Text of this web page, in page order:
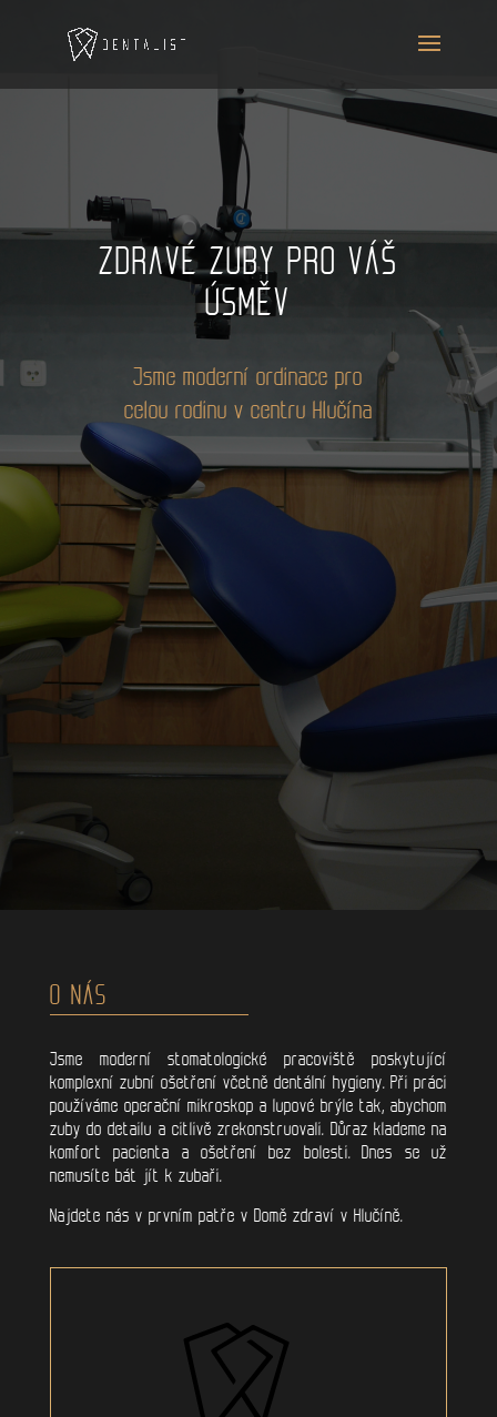
ZDRAVÉ ZUBY PRO VÁŠ
ÚSMĚV
Jsme moderní ordinace pro
celou rodinu v centru Hlučína
O NÁS
Jsme moderní stomatologické pracoviště poskytující
komplexní zubní ošetření včetně dentální hygieny. Při práci
používáme operační mikroskop a lupové brýle tak, abychom
zuby do detailu a citlivě zrekonstruovali. Důraz klademe na
komfort pacienta a ošetření bez bolesti. Dnes se už
nemusíte bát jít k zubaři.
Najdete nás v prvním patře v Domě zdraví v Hlučíně.